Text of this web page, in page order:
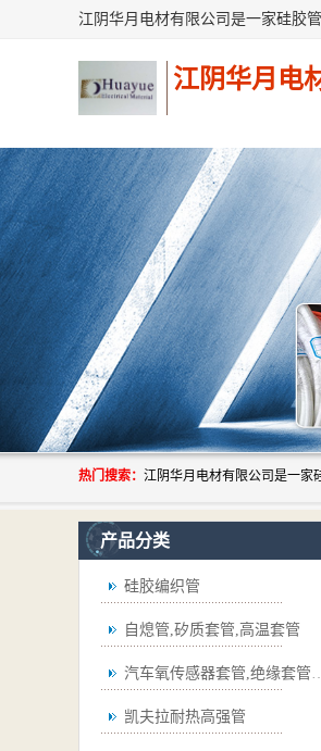
江阴华月电
热门搜索：
产品分类
硅胶编织管
自熄管,矽质套管,高温套管
汽车氧传感器套
凯夫拉耐热高强管